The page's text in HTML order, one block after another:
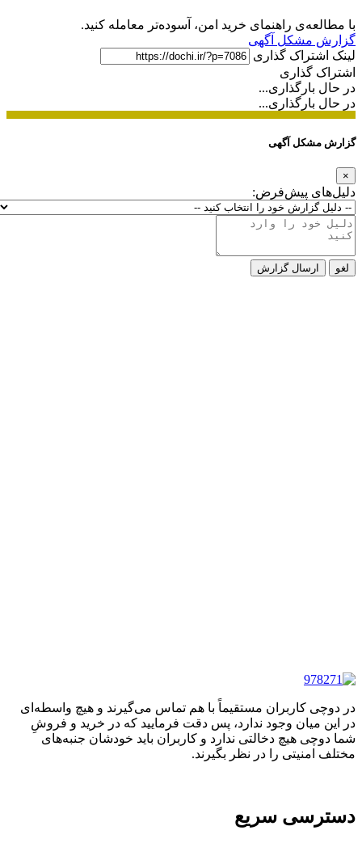
با مطالعه‌ی راهنمای خرید امن، آسوده‌تر معامله کنید.
گزارش مشکل آگهی
لینک اشتراک گذاری
اشتراک گذاری
در حال بارگذاری...
در حال بارگذاری...
گزارش مشکل آگهی
×
دلیل‌های پیش‌فرض:
لغو ارسال گزارش
در دوچی کاربران مستقیماً با هم تماس می‌گیرند و هیچ واسطه‌ای
در این میان وجود ندارد، پس دقت فرمایید که در خرید و فروشِ
شما دوچی هیچ دخالتی ندارد و کاربران باید خودشان جنبه‌های
مختلف امنیتی را در نظر بگیرند.
دسترسی سریع